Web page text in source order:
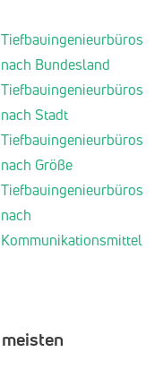
Tiefbauingenieurbüros
nach Bundesland
Tiefbauingenieurbüros
nach Stadt
Tiefbauingenieurbüros
nach Größe
Tiefbauingenieurbüros
nach
Kommunikationsmittel